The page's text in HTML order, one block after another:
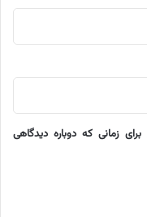
زمانی که دوباره دیدگاهی